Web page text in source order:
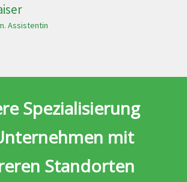
Assistentin
Spezialisierung
mit
Standorten